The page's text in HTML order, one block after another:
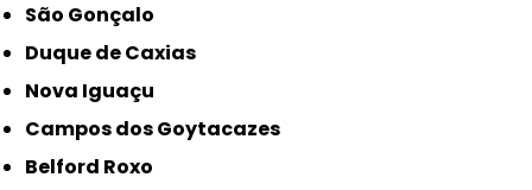
São Gonçalo
Duque de Caxias
Nova Iguaçu
Campos dos Goytacazes
Belford Roxo